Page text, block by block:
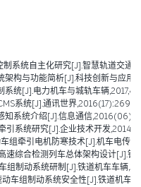
制系统自主化研究[J].智慧轨道交通
构与功能简析[J].科技创新与应用
统[J].电力机车与城轨车辆
系统[J].通讯世界,2016(17):269-
知系统介绍[J].信息通信
引系统研究[J].企业技术开发
组牵引电机防寒技术[J].机车电传
速综合检测列车总体架构设计[J].铁
组制动系统研制[J].铁道机车车辆
车组制动系统安全性[J].铁道机车